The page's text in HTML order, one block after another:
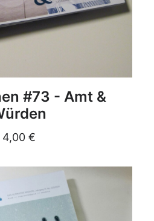
DETAILS#73 - Amt &
4,00 €